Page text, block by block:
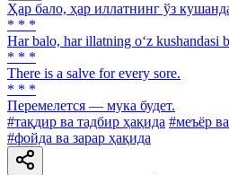
Ҳар бало, ҳар иллатнинг ўз
* * *
Har balo, har illatning o‘z kushandasi
* * *
There is a salve for every sore.
* * *
Перемелется — мука будет.
#тақдир ва тадбир ҳақида #меъёр
#фойда ва зарар ҳақида